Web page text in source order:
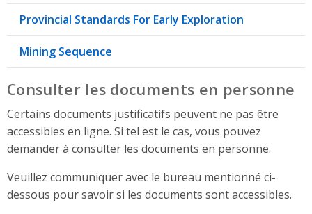
Provincial Standards For Early Exploration
Mining Sequence
Consulter les documents en personne
Certains documents justificatifs peuvent ne pas être
accessibles en ligne. Si tel est le cas, vous pouvez
demander à consulter les documents en personne.
Veuillez communiquer avec le bureau mentionné ci-
dessous pour savoir si les documents sont accessibles.